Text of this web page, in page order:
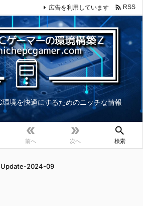
境を快適にするためのニッチな情報

前へ

次へ

検索
広告を利用しています  RSS
2024-09